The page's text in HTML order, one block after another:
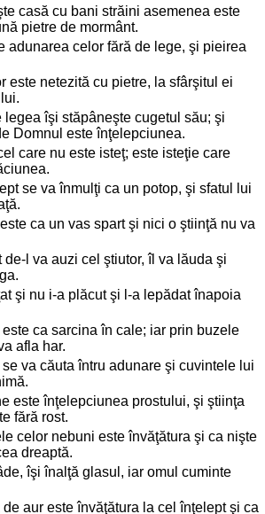
casă cu bani străini asemenea este
pietre de mormânt.
adunarea celor fără de lege, şi pieirea
este netezită cu pietre, la sfârşitul ei
legea îşi stăpâneşte cugetul său; şi
Domnul este înţelepciunea.
care nu este isteţ; este isteţie care
se va înmulţi ca un potop, şi sfatul lui
ca un vas spart şi nici o ştiinţă nu va
l va auzi cel ştiutor, îl va lăuda şi
şi nu i-a plăcut şi l-a lepădat înapoia
ca sarcina în cale; iar prin buzele
afla har.
va căuta întru adunare şi cuvintele lui
este înţelepciunea prostului, şi ştiinţa
fără rost.
celor nebuni este învăţătura şi ca nişte
dreaptă.
îşi înalţă glasul, iar omul cuminte
aur este învăţătura la cel înţelept şi ca